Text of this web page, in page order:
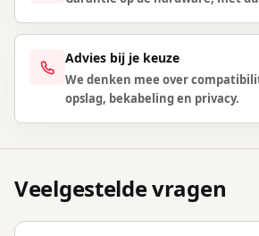
Advies bij je keuze
We denken mee over
opslag, bekabeling en privacy.
Veelgestelde vragen